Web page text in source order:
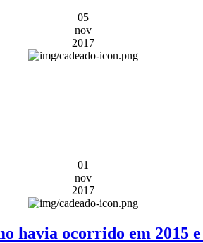
05
nov
2017
01
nov
2017
havia ocorrido em 2015 e